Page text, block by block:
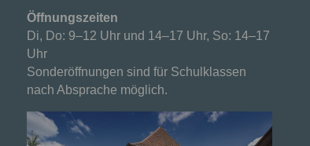
Öffnungszeiten
Di, Do: 9–12 Uhr und 14–17 Uhr, So: 14–17
Uhr
Sonderöffnungen sind für Schulklassen
nach Absprache möglich.